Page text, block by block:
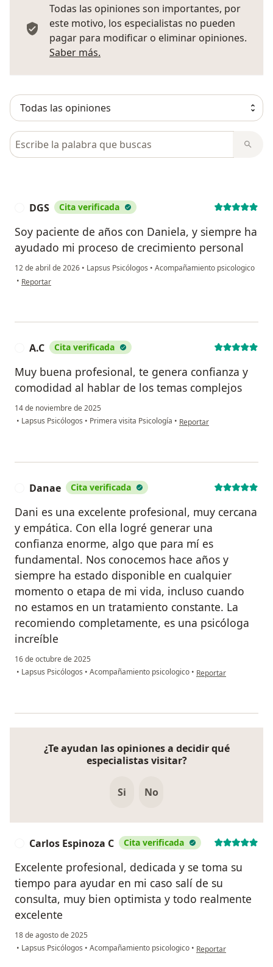
Todas las opiniones son importantes, por
este motivo, los especialistas no pueden
pagar para modificar o eliminar opiniones.
Saber más.
Busca en opiniones
DGS Cita verificada
Soy paciente de años con Daniela, y siempre ha
ayudado mi proceso de crecimiento personal
12 de abril de 2026 • Lapsus Psicólogos • Acompañamiento psicologico
• en opinión del usuario DGS
Reportar
A.C Cita verificada
Muy buena profesional, te genera confianza y
comodidad al hablar de los temas complejos
14 de noviembre de 2025
• Lapsus Psicólogos • Primera visita Psicología • en opinión del usuario A.C
Reportar
Danae Cita verificada
Dani es una excelente profesional, muy cercana
y empática. Con ella logré generar una
confianza enorme, algo que para mí es
fundamental. Nos conocemos hace años y
siempre ha estado disponible en cualquier
momento o etapa de mi vida, incluso cuando
no estamos en un tratamiento constante. La
recomiendo completamente, es una psicóloga
increíble
16 de octubre de 2025
• Lapsus Psicólogos • Acompañamiento psicologico • en opinión del usuario
Reportar
¿Te ayudan las opiniones a decidir qué
especialistas visitar?
Si No
Carlos Espinoza C Cita verificada
Excelente profesional, dedicada y se toma su
tiempo para ayudar en mi caso salí de su
consulta, muy bien optimista y todo realmente
excelente
18 de agosto de 2025
• Lapsus Psicólogos • Acompañamiento psicologico • en opinión del usuario
Reportar